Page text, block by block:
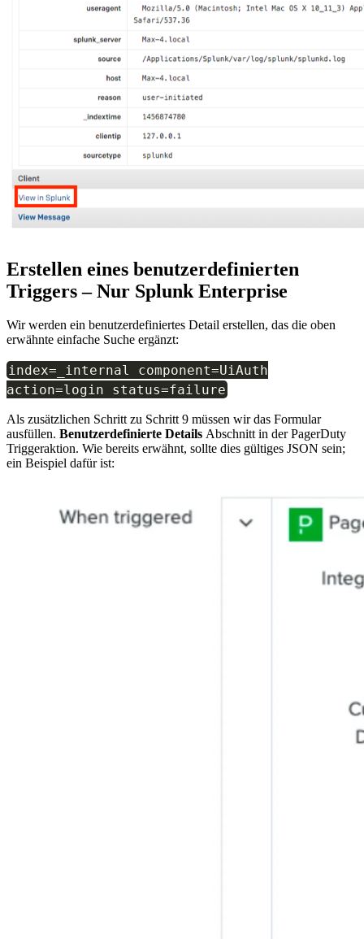
Erstellen eines benutzerdefinierten
Triggers – Nur Splunk Enterprise
Wir werden ein benutzerdefiniertes Detail erstellen, das die oben
erwähnte einfache Suche ergänzt:
index= _internal component=UiAuth
action=login status=failure
Als zusätzlichen Schritt zu Schritt 9 müssen wir das Formular
ausfüllen. Benutzerdefinierte Details Abschnitt in der PagerDuty
Triggeraktion. Wie bereits erwähnt, sollte dies gültiges JSON sein;
ein Beispiel dafür ist: